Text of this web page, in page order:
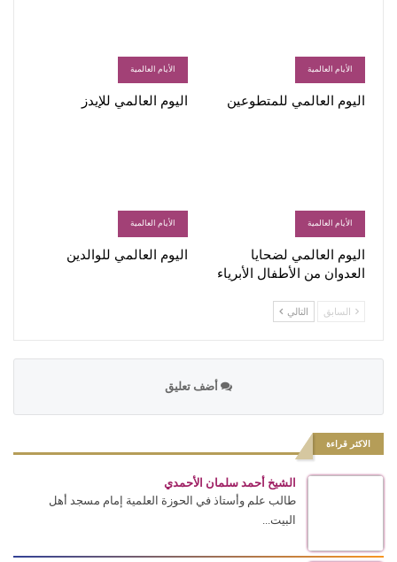
الأيام العالمية
اليوم العالمي للمتطوعين
الأيام العالمية
اليوم العالمي للإيدز
الأيام العالمية
اليوم العالمي لضحايا
العدوان من الأطفال الأبرياء
الأيام العالمية
اليوم العالمي للوالدين
السابق التالي
أضف تعليق
الاكثر قراءة
الشيخ أحمد سلمان الأحمدي
طالب علم وأستاذ في الحوزة العلمية إمام مسجد أهل
البيت...